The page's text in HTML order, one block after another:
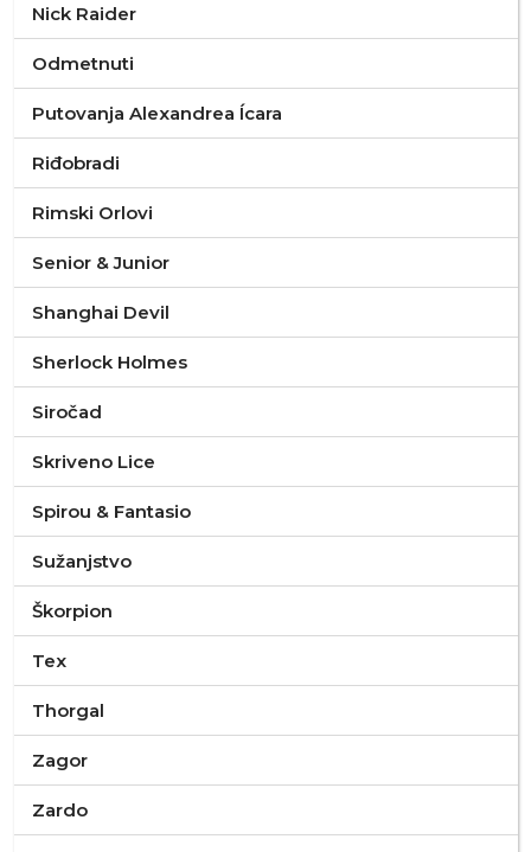
Nick Raider
Odmetnuti
Putovanja Alexandrea Ícara
Riđobradi
Rimski Orlovi
Senior & Junior
Shanghai Devil
Sherlock Holmes
Siročad
Skriveno Lice
Spirou & Fantasio
Sužanjstvo
Škorpion
Tex
Thorgal
Zagor
Zardo